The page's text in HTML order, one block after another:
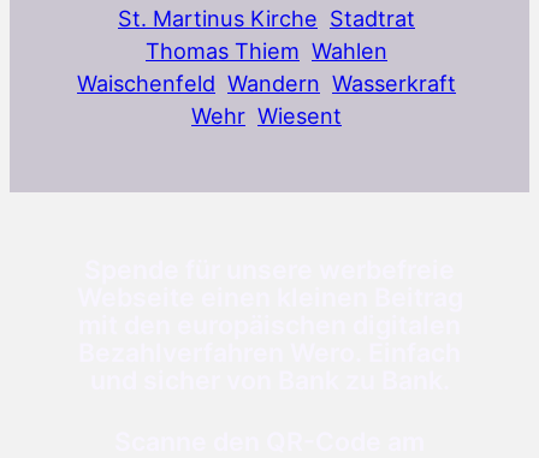
St. Martinus Kirche Stadtrat
Thomas Thiem Wahlen
Waischenfeld Wandern Wasserkraft
Wehr Wiesent